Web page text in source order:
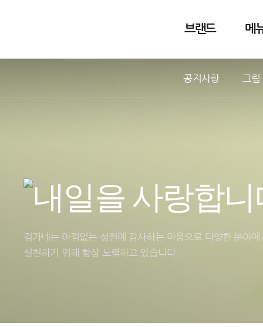
김가네는 아낌없는 성원에 감사하는 마음으로 다양한 분야
실천하기 위해 항상 노력하고 있습니다.
브랜드 메
공지사항 그림